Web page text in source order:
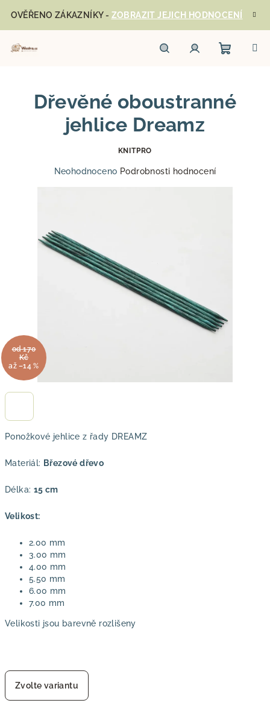
obsah
OVĚŘENO ZÁKAZNÍKY - ZOBRAZIT JEJICH HODNOCENÍ
košík
Ponožkové jehlice z řady DREAMZ
Materiál: Březové dřevo
Délka: 15 cm
Velikost:
2.00 mm
3.00 mm
4.00 mm
5.50 mm
6.00 mm
7.00 mm
Velikosti jsou barevně rozlišeny
Zvolte variantu
Dřevěné oboustranné
jehlice Dreamz
KNITPRO
Průměrné
z
5
hvězdiček.
Neohodnoceno Podrobnosti hodnocení
od 170
Kč
až –14 %